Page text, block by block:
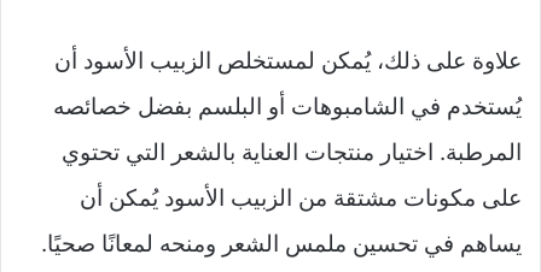
علاوة على ذلك، يُمكن لمستخلص الزبيب الأسود أن
يُستخدم في الشامبوهات أو البلسم بفضل خصائصه
المرطبة. اختيار منتجات العناية بالشعر التي تحتوي
على مكونات مشتقة من الزبيب الأسود يُمكن أن
يساهم في تحسين ملمس الشعر ومنحه لمعانًا صحيًا.